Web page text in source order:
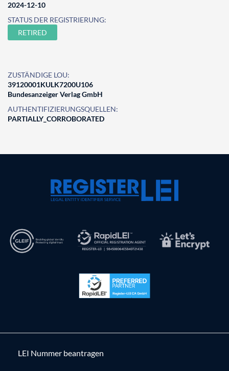
2024-12-10
STATUS DER REGISTRIERUNG:
RETIRED
ZUSTÄNDIGE LOU:
39120001KULK7200U106
Bundesanzeiger Verlag GmbH
AUTHENTIFIZIERUNGSQUELLEN:
PARTIALLY_CORROBORATED
LEI Nummer beantragen